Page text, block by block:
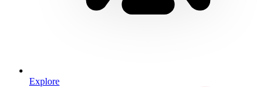
Explore